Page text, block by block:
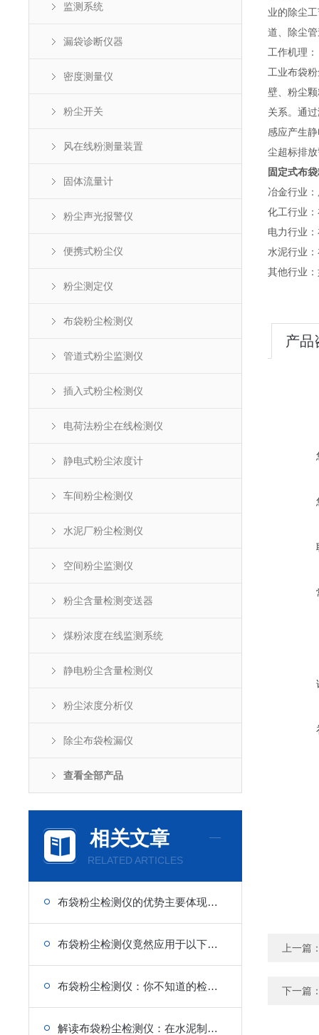
监测系统
漏袋诊断仪器
密度测量仪
粉尘开关
风在线粉测量装置
固体流量计
粉尘声光报警仪
便携式粉尘仪
粉尘测定仪
布袋粉尘检测仪
管道式粉尘监测仪
插入式粉尘检测仪
电荷法粉尘在线检测仪
静电式粉尘浓度计
车间粉尘检测仪
水泥厂粉尘检测仪
空间粉尘监测仪
粉尘含量检测变送器
煤粉浓度在线监测系统
静电粉尘含量检测仪
粉尘浓度分析仪
除尘布袋检漏仪
查看全部产品
相关文章
RELATED ARTICLES
布袋粉尘检测仪的优势主要体现在哪些方面？
布袋粉尘检测仪竟然应用于以下几大领域
布袋粉尘检测仪：你不知道的检测奥秘
解读布袋粉尘检测仪：在水泥制造中的 “降尘关键”
业的除尘
道、除尘
工作机理：
工业布袋
壁、粉尘
关系。通
感应产生
尘超标排
固定式布
冶金行业
化工行业
电力行业
水泥行业
其他行业
产品
上一篇
下一篇